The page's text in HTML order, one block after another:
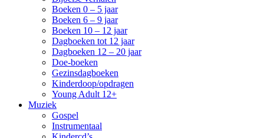
Boeken 0 – 5 jaar
Boeken 6 – 9 jaar
Boeken 10 – 12 jaar
Dagboeken tot 12 jaar
Dagboeken 12 – 20 jaar
Doe-boeken
Gezinsdagboeken
Kinderdoop/opdragen
Young Adult 12+
Muziek
Gospel
Instrumentaal